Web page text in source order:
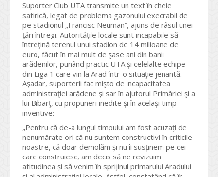
Suporter Club UTA transmite un text în cheie
satirică, legat de problema gazonului execrabil de
pe stadionul „Francisc Neuman”, ajuns de râsul unei
ţări întregi. Autorităţile locale sunt incapabile să
întreţină terenul unui stadion de 14 milioane de
euro, făcut în mai mult de şase ani din banii
arădenilor, punând practic UTA şi celelalte echipe
din Liga 1 care vin la Arad într-o situaţie jenantă.
Aşadar, suporterii fac mişto de incapacitatea
administraţiei arădene şi sar în ajutorul Primăriei şi a
lui Bibarţ, cu propuneri inedite şi în acelaşi timp
inventive:
„Pentru că de-a lungul timpului am fost acuzați de
nenumărate ori că nu suntem constructivi în criticile
noastre, că doar demolăm și nu îi susținem pe cei
care construiesc, am decis să ne revizuim
atitudinea și să venim în sprijinul primarului Aradului